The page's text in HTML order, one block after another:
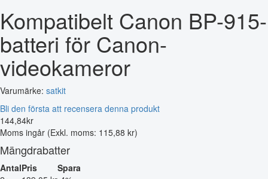
Kompatibelt Canon BP-915-
batteri för Canon-
videokameror
Varumärke: satkit
Bli den första att recensera denna produkt
144,84kr
Moms ingår (Exkl. moms: 115,88 kr)
Mängdrabatter
AntalPris
Spara